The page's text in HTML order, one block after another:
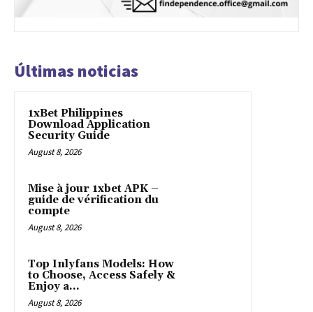
Últimas noticias
1xBet Philippines
Download Application
Security Guide
August 8, 2026
Mise à jour 1xbet APK –
guide de vérification du
compte
August 8, 2026
Top Inlyfans Models: How
to Choose, Access Safely &
Enjoy a...
August 8, 2026